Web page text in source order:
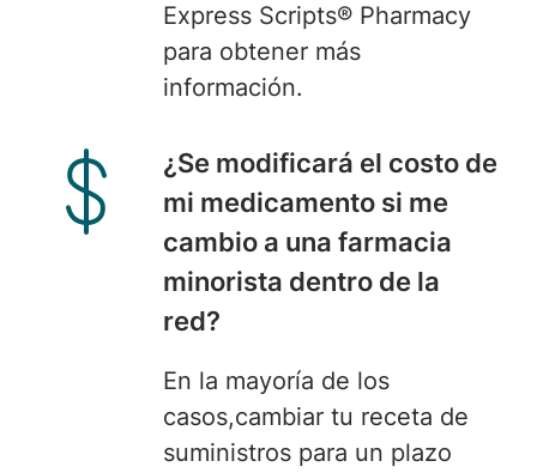
Express Scripts® Pharmacy
para obtener más
información.
¿Se modificará el costo de
mi medicamento si me
cambio a una farmacia
minorista dentro de la
red?
En la mayoría de los
casos,cambiar tu receta de
suministros para un plazo